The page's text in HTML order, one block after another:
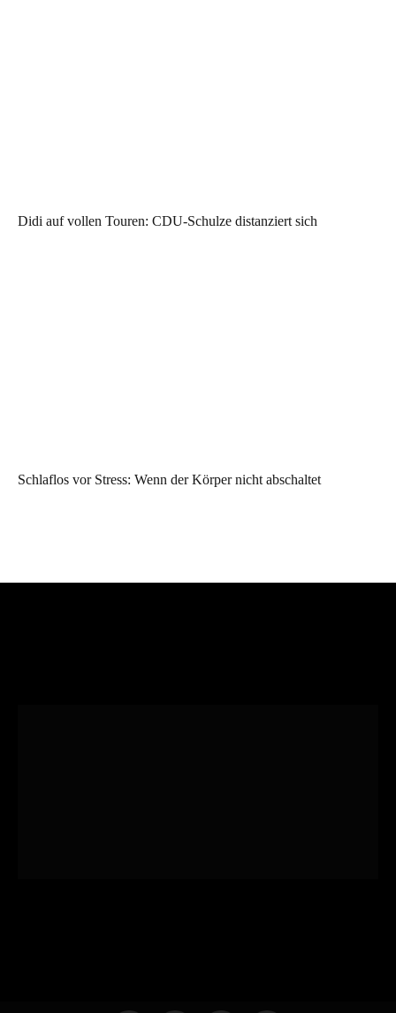
Didi auf vollen Touren: CDU-Schulze distanziert sich
Schlaflos vor Stress: Wenn der Körper nicht abschaltet